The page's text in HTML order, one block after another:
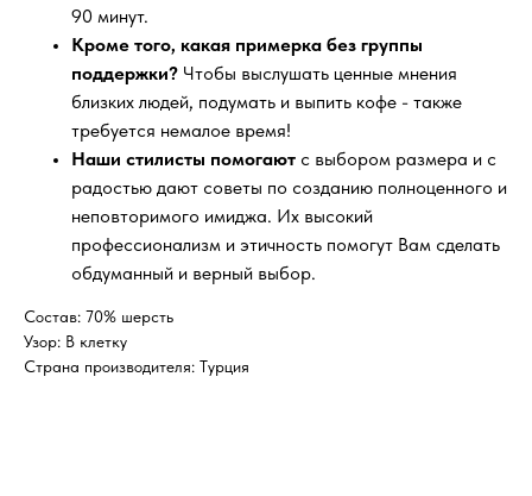
90 минут.
Кроме того, какая примерка без группы
поддержки? Чтобы выслушать ценные мнения
близких людей, подумать и выпить кофе - также
требуется немалое время!
Наши стилисты помогают с выбором размера и с
радостью дают советы по созданию полноценного и
неповторимого имиджа. Их высокий
профессионализм и этичность помогут Вам сделать
обдуманный и верный выбор.
Состав: 70% шерсть
Узор: В клетку
Страна производителя: Турция